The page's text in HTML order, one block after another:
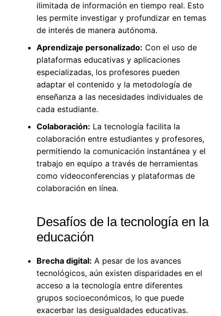
ilimitada de información en tiempo real. Esto
les permite investigar y profundizar en temas
de interés de manera autónoma.
Aprendizaje personalizado: Con el uso de
plataformas educativas y aplicaciones
especializadas, los profesores pueden
adaptar el contenido y la metodología de
enseñanza a las necesidades individuales de
cada estudiante.
Colaboración: La tecnología facilita la
colaboración entre estudiantes y profesores,
permitiendo la comunicación instantánea y el
trabajo en equipo a través de herramientas
como videoconferencias y plataformas de
colaboración en línea.
Desafíos de la tecnología en la
educación
Brecha digital: A pesar de los avances
tecnológicos, aún existen disparidades en el
acceso a la tecnología entre diferentes
grupos socioeconómicos, lo que puede
exacerbar las desigualdades educativas.